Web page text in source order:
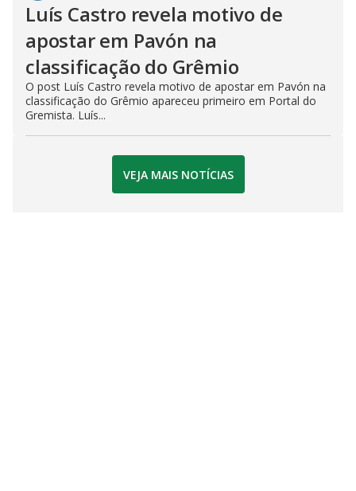
Luís Castro revela motivo de
apostar em Pavón na
classificação do Grêmio
O post Luís Castro revela motivo de apostar em Pavón na
classificação do Grêmio apareceu primeiro em Portal do
Gremista. Luís...
VEJA MAIS NOTÍCIAS